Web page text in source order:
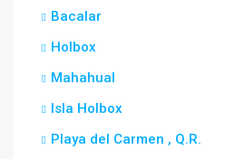
Bacalar
Holbox
Mahahual
Isla Holbox
Playa del Carmen , Q.R.